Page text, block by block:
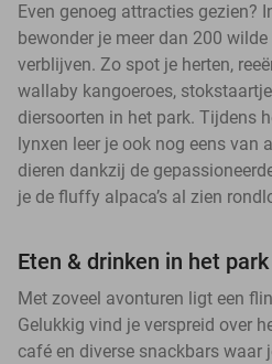
Even genoeg attracties gezien?
bewonder je meer dan 200
verblijven. Zo spot je herten,
wallaby kangoeroes,
diersoorten in het park. Tijdens
lynxen leer je ook nog eens van
dieren dankzij de
je de fluffy alpaca’s al zien
Eten & drinken in het park
Met zoveel avonturen ligt een
Gelukkig vind je verspreid over
café en diverse snackbars waar